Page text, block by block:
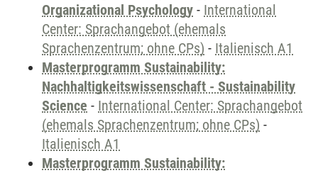
Organizational Psychology - International
Center: Sprachangebot (ehemals
Sprachenzentrum; ohne CPs) - Italienisch A1
Masterprogramm Sustainability:
Nachhaltigkeitswissenschaft - Sustainability
Science - International Center: Sprachangebot
(ehemals Sprachenzentrum; ohne CPs) -
Italienisch A1
Masterprogramm Sustainability: